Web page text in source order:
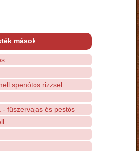
mások
spenótos rizzsel
- fűszervajas és pestós